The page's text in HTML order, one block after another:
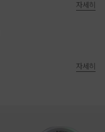
자세히
자세히